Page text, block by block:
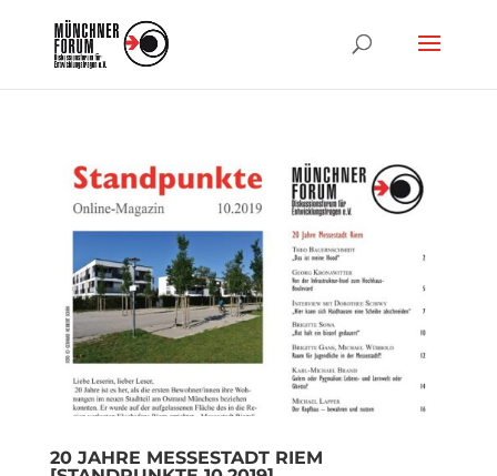
20 JAHRE MESSESTADT RIEM